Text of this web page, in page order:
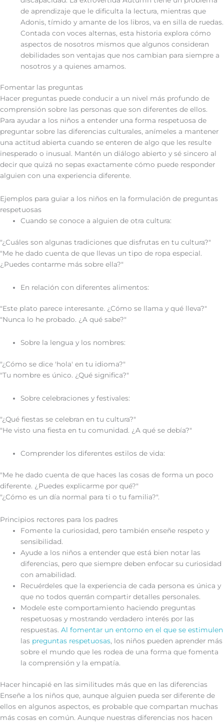
de aprendizaje que le dificulta la lectura, mientras que
Adonis, tímido y amante de los libros, va en silla de ruedas.
Contada con voces alternas, esta historia explora cómo
aspectos de nosotros mismos que algunos consideran
debilidades son ventajas que nos cambian para siempre a
nosotros y a quienes amamos.
Fomentar las preguntas
Hacer preguntas puede conducir a un nivel más profundo de
comprensión sobre las personas que son diferentes de ellos.
Para ayudar a los niños a entender una forma respetuosa de
preguntar sobre las diferencias culturales, anímeles a mantener
una actitud abierta cuando se enteren de algo que les resulte
inesperado o inusual. Mantén un diálogo abierto y sé sincero al
decir que quizá no sepas exactamente cómo puede responder
alguien con una experiencia diferente.
Ejemplos para guiar a los niños en la formulación de preguntas
respetuosas
Cuando se conoce a alguien de otra cultura:
"¿Cuáles son algunas tradiciones que disfrutas en tu cultura?"
"Me he dado cuenta de que llevas un tipo de ropa especial.
¿Puedes contarme más sobre ella?"
En relación con diferentes alimentos:
"Este plato parece interesante. ¿Cómo se llama y qué lleva?"
"Nunca lo he probado. ¿A qué sabe?"
Sobre la lengua y los nombres:
"¿Cómo se dice 'hola' en tu idioma?"
"Tu nombre es único. ¿Qué significa?"
Sobre celebraciones y festivales:
"¿Qué fiestas se celebran en tu cultura?"
"He visto una fiesta en tu comunidad. ¿A qué se debía?"
Comprender los diferentes estilos de vida:
"Me he dado cuenta de que haces las cosas de forma un poco
diferente. ¿Puedes explicarme por qué?"
"¿Cómo es un día normal para ti o tu familia?".
Principios rectores para los padres
Fomente la curiosidad, pero también enseñe respeto y
sensibilidad.
Ayude a los niños a entender que está bien notar las
diferencias, pero que siempre deben enfocar su curiosidad
con amabilidad.
Recuérdeles que la experiencia de cada persona es única y
que no todos querrán compartir detalles personales.
Modele este comportamiento haciendo preguntas
respetuosas y mostrando verdadero interés por las
respuestas.Al fomentar un entorno en el que se estimulen
las preguntas respetuosas, los niños pueden aprender más
sobre el mundo que les rodea de una forma que fomenta
la comprensión y la empatía.
Hacer hincapié en las similitudes más que en las diferencias
Enseñe a los niños que, aunque alguien pueda ser diferente de
ellos en algunos aspectos, es probable que compartan muchas
más cosas en común. Aunque nuestras diferencias nos hacen